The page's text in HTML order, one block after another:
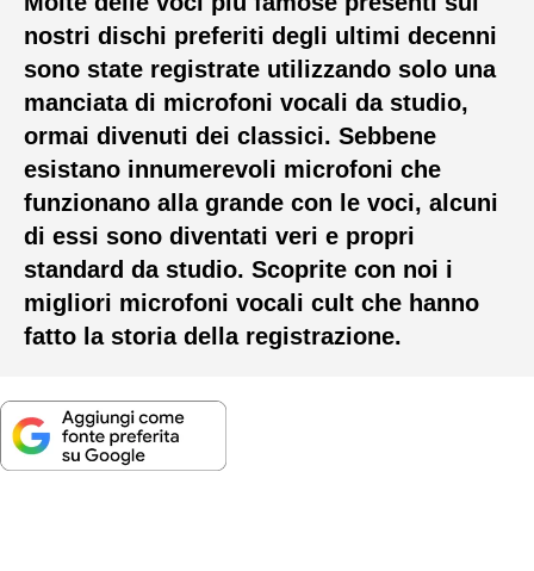
nostri dischi preferiti degli ultimi decenni
sono state registrate utilizzando solo una
manciata di microfoni vocali da studio,
ormai divenuti dei classici. Sebbene
esistano innumerevoli microfoni che
funzionano alla grande con le voci, alcuni
di essi sono diventati veri e propri
standard da studio. Scoprite con noi i
migliori microfoni vocali cult che hanno
fatto la storia della registrazione.